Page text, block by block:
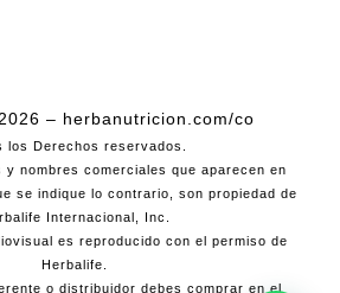
– herbanutricion.com/co
los Derechos reservados.
y nombres comerciales que aparecen en
se indique lo contrario, son propiedad de
Internacional, Inc.
es reproducido con el permiso de
Herbalife.
o distribuidor debes comprar en el